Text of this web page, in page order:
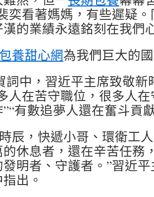
看著媽媽，有些遲疑。
的業績永遠銘刻在我們
包養甜心網為我們巨大的
詞中，習近平主席致敬
人在苦守職位，很多人
有數追夢人還在奮斗貢
辰，快遞小哥、環衛工
休息者，還在辛苦任務
明者、守護者。”習近
出。